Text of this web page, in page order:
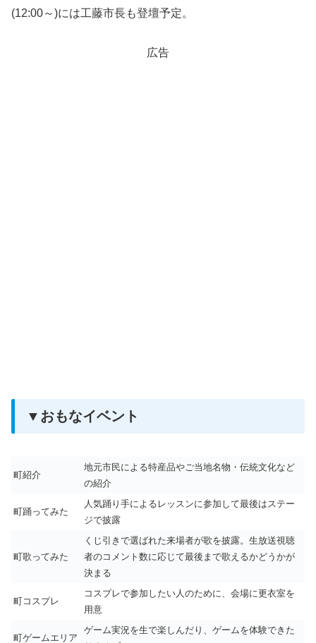
(12:00～)には工藤市長も登壇予定。
広告
▼おもなイベント
町紹介
地元市民による特産品やご当地名物・伝統文化など
の紹介
町踊ってみた
人気踊り手によるレッスンに参加して最後はステー
ジで披露
町歌ってみた
くじ引きで選ばれた来場者が歌を披露。生放送視聴
者のコメント数に応じて最後まで歌えるかどうかが
決まる
町コスプレ
コスプレで参加したい人のために、会場に更衣室を
用意
町ゲームエリア
ゲーム実況を生で楽しんだり、ゲームを体験できた